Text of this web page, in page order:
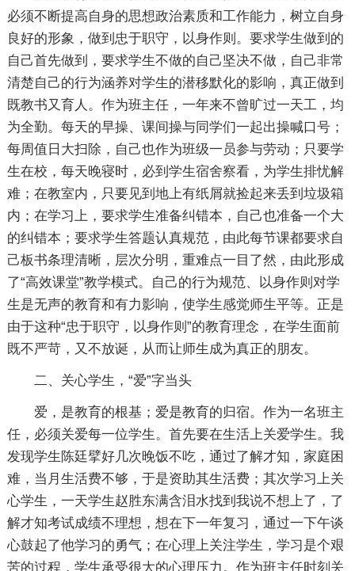
必须不断提高自身的思想政治素质和工作能力，树立自身
良好的形象，做到忠于职守，以身作则。要求学生做到的
自己首先做到，要求学生不做的自己坚决不做，自己非常
清楚自己的行为涵养对学生的潜移默化的影响，真正做到
既教书又育人。作为班主任，一年来不曾旷过一天工，均
为全勤。每天的早操、课间操与同学们一起出操喊口号；
每周值日大扫除，自己也作为班级一员参与劳动；只要学
生在校，每天晚寝时，必到学生宿舍察看，为学生排忧解
难；在教室内，只要见到地上有纸屑就捡起来丢到垃圾箱
内；在学习上，要求学生准备纠错本，自己也准备一个大
的纠错本；要求学生答题认真规范，由此每节课都要求自
己板书条理清晰，层次分明，重难点一目了然，由此形成
了“高效课堂”教学模式。自己的行为规范、以身作则对学
生是无声的教育和有力影响，使学生感觉师生平等。正是
由于这种“忠于职守，以身作则”的教育理念，在学生面前
既不严苛，又不放诞，从而让师生成为真正的朋友。
二、关心学生，“爱”字当头
爱，是教育的根基；爱是教育的归宿。作为一名班主
任，必须关爱每一位学生。首先要在生活上关爱学生。我
发现学生陈廷擘好几次晚饭不吃，通过了解才知，家庭困
难，当月生活费不够，于是资助其生活费；其次学习上关
心学生，一天学生赵胜东满含泪水找到我说不想上了，了
解才知考试成绩不理想，想在下一年复习，通过一下午谈
心鼓起了他学习的勇气；在心理上关注学生，学习是个艰
苦的过程，学生承受很大的心理压力。作为班主任时刻关